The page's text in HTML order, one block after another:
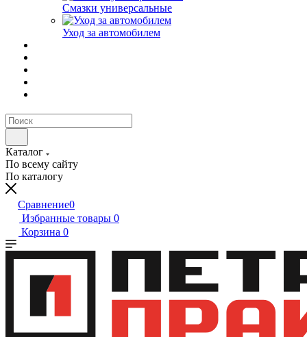
Смазки универсальные
Уход за автомобилем
Каталог
По всему сайту
По каталогу
Сравнение0
Избранные товары 0
Корзина 0